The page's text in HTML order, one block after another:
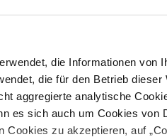
die Informationen von
die für den Betrieb dieser
aggregierte analytische
es sich auch um Cookies von
zu akzeptieren, auf